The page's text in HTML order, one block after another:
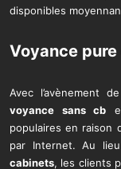
disponibles
Voyance pure
Avec l’avènement
voyance sans cb
populaires en raison
par Internet. Au
cabinets, les clients